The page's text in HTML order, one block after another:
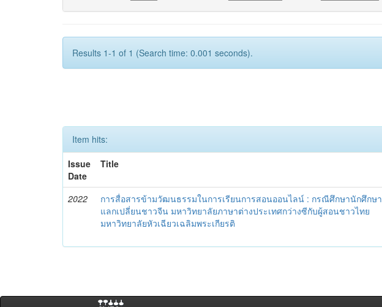
Results 1-1 of 1 (Search time: 0.001 seconds).
Item hits:
Issue
Date
Title
2022
การสื่อสารข้ามวัฒนธรรมในการเรียนการสอนออนไลน์ : กรณีศึกษานักศึกษา
แลกเปลี่ยนชาวจีน มหาวิทยาลัยภาษาต่างประเทศกว่างซีกับผู้สอนชาวไทย
มหาวิทยาลัยหัวเฉียวเฉลิมพระเกียรติ